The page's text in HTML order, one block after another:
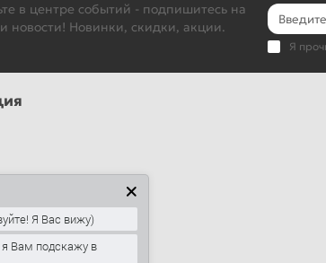
в центре событий - подпишитесь на
новости! Новинки, скидки, акции.
Я
Я Вас вижу)
я Вам подскажу в